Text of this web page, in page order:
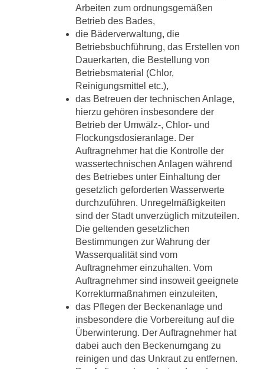
Arbeiten zum ordnungsgemäßen
Betrieb des Bades,
die Bäderverwaltung, die
Betriebsbuchführung, das Erstellen von
Dauerkarten, die Bestellung von
Betriebsmaterial (Chlor,
Reinigungsmittel etc.),
das Betreuen der technischen Anlage,
hierzu gehören insbesondere der
Betrieb der Umwälz-, Chlor- und
Flockungsdosieranlage. Der
Auftragnehmer hat die Kontrolle der
wassertechnischen Anlagen während
des Betriebes unter Einhaltung der
gesetzlich geforderten Wasserwerte
durchzuführen. Unregelmäßigkeiten
sind der Stadt unverzüglich mitzuteilen.
Die geltenden gesetzlichen
Bestimmungen zur Wahrung der
Wasserqualität sind vom
Auftragnehmer einzuhalten. Vom
Auftragnehmer sind insoweit geeignete
Korrekturmaßnahmen einzuleiten,
das Pflegen der Beckenanlage und
insbesondere die Vorbereitung auf die
Überwinterung. Der Auftragnehmer hat
dabei auch den Beckenumgang zu
reinigen und das Unkraut zu entfernen.